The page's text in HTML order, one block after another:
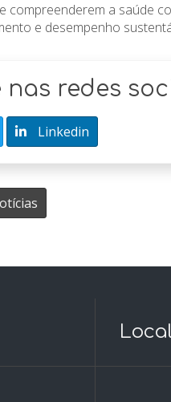
compreenderem a saúde
e desempenho
redes
Linkedin